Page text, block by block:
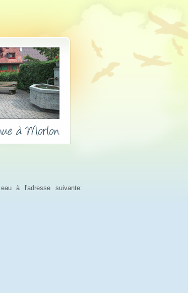
à l'adresse suivante: